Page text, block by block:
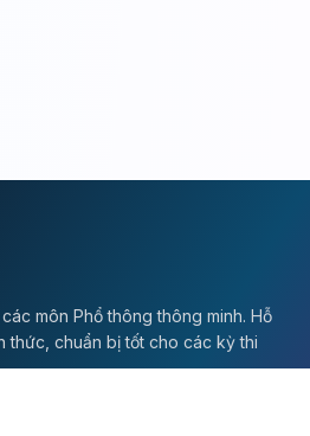
môn Phổ thông thông minh. Hỗ
thức, chuẩn bị tốt cho các kỳ thi